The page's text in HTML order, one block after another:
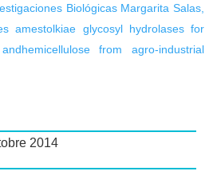
Biológicas Margarita Salas,
amestolkiae glycosyl hydrolases for
from agro-industrial
2014